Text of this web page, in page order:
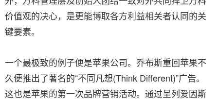
价值观的决心，是更能博取各方利益相关者认同的关
键要素。
一个最极致的例子便是苹果公司。乔布斯重回苹果不
久便推出了著名的“不同凡想(Think Different)”广告。
这也是苹果的第一次品牌营销活动。通过呈列爱因斯